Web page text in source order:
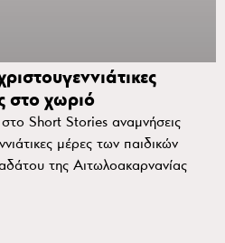
στο χωριό
στο Short Stories αναμνήσεις
μέρες των παιδικών
της Αιτωλοακαρνανίας